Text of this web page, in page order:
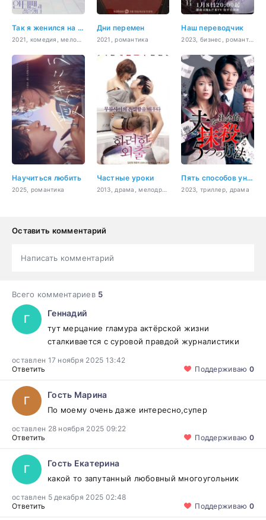
Так я женился на антифанатке Дни перемен
2021, романтика
Наш переводчик
2023, бизнес, романтика, повседневность, драма
Научиться любить
2025, романтика
Частные уроки
2013, драма, мелодрама
Пять способов уничтожить мужа для общества
2023, триллер, драма
Оставить комментарий
Написать комментарий
Всего комментариев 5
Г Геннадий
тут мерцание гламура актёрской жизни
сталкивается с суровой правдой журналистики
оставлен 17 ноября 2025 13:42
Ответить
Поддерживаю 0
Г Гость Марина
По моему очень даже интересно,супер
оставлен 28 ноября 2025 09:22
Ответить
Поддерживаю 0
Г Гость Екатерина
какой то запутанный любовный многоугольник
оставлен 5 декабря 2025 02:48
Ответить
Поддерживаю 0